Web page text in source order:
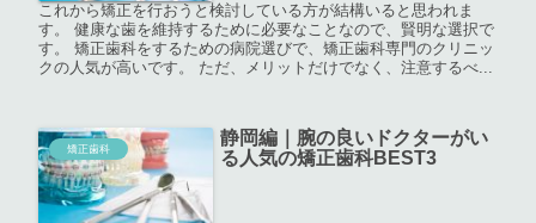
これから矯正を行おうと検討している方が結構いると思われま
す。 健康な歯を維持するために必要なことなので、賢明な選択で
す。 矯正歯科をするための病院選びで、矯正歯科専門のクリニッ
クの人気が高いです。 ただ、メリットだけでなく、注意するべ...
矯正歯科
静岡編｜腕の良いドクターがい
る人気の矯正歯科BEST3